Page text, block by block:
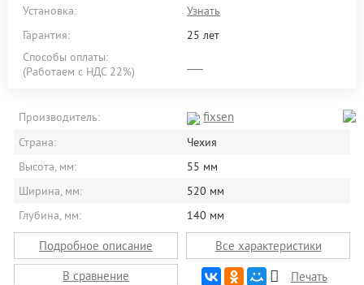
Установка:
Узнать
Гарантия:
25 лет
Способы оплаты:
(Работаем с НДС 22%)
Производитель: fixsen
Страна:
Чехия
Высота, мм:
55 мм
Ширина, мм:
520 мм
Глубина, мм:
140 мм
Подробное описание
Все характеристики
В сравнение
Печать